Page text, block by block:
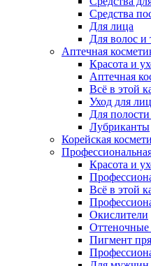
Средства
Для лица
Для волос и
Аптечная
Красота и
Аптечная
Всё в этой
Уход для
Для полости
Лубриканты
Корейская
Красота и
Всё в этой
Окислители
Оттеночные
Пигмент